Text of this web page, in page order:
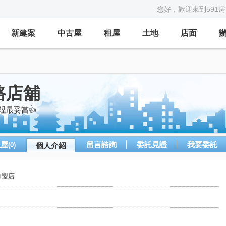
您好，歡迎來到591
新建案 中古屋 租屋 土地 店面
店舖
最妥當👍
(0) 個人介紹 留言諮詢 委託見證 我要委託
盟店